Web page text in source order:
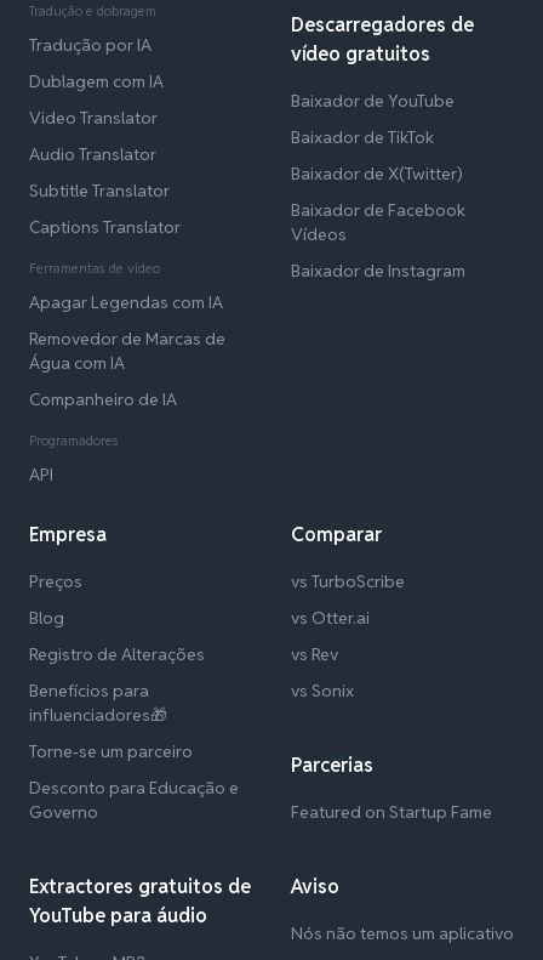
Tradução e dobragem
Tradução por IA
Dublagem com IA
Video Translator
Audio Translator
Subtitle Translator
Captions Translator
Ferramentas de vídeo
Apagar Legendas com IA
Removedor de Marcas de
Água com IA
Companheiro de IA
Programadores
API
Descarregadores de
vídeo gratuitos
Baixador de YouTube
Baixador de TikTok
Baixador de X(Twitter)
Baixador de Facebook
Vídeos
Baixador de Instagram
Empresa
Preços
Blog
Registro de Alterações
Benefícios para
influenciadores🎁
Torne-se um parceiro
Desconto para Educação e
Governo
Extractores gratuitos de
YouTube para áudio
Comparar
vs TurboScribe
vs Otter.ai
vs Rev
vs Sonix
Parcerias
Featured on Startup Fame
Aviso
Nós não temos um aplicativo